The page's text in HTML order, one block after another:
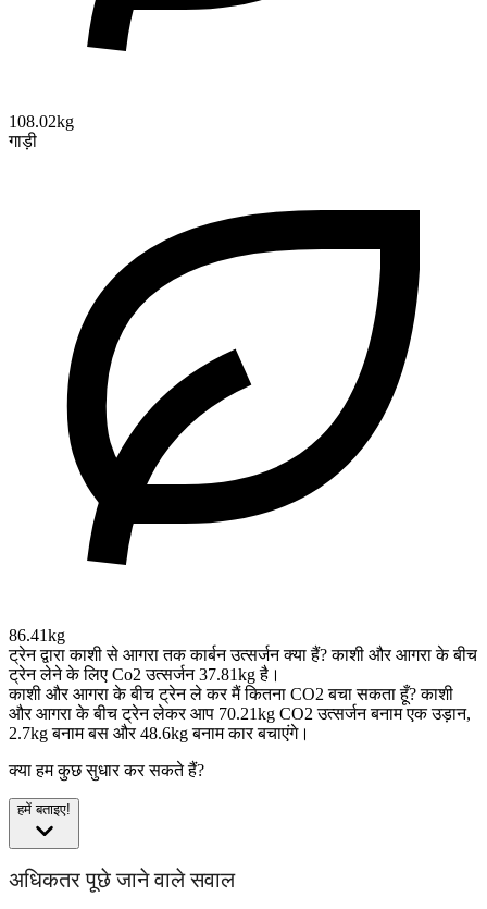
108.02kg
गाड़ी
86.41kg
ट्रेन द्वारा काशी से आगरा तक कार्बन उत्सर्जन क्या हैं? काशी और आगरा के बीच
ट्रेन लेने के लिए Co2 उत्सर्जन 37.81kg है।
काशी और आगरा के बीच ट्रेन ले कर मैं कितना CO2 बचा सकता हूँ? काशी
और आगरा के बीच ट्रेन लेकर आप 70.21kg CO2 उत्सर्जन बनाम एक उड़ान,
2.7kg बनाम बस और 48.6kg बनाम कार बचाएंगे।
क्या हम कुछ सुधार कर सकते हैं?
हमें बताइए!
अधिकतर पूछे जाने वाले सवाल